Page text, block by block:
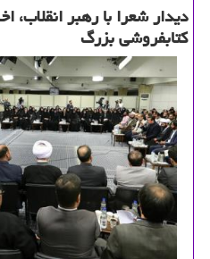
دیدار شعرا با رهبر انقلاب،
كتابفروشی بزرگ